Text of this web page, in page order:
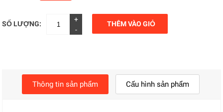
SỐ LƯỢNG:
+
-
THÊM VÀO GIỎ
Thông tin sản phẩm Cấu hình sản phẩm